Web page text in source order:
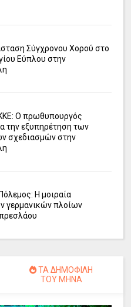
Σύγχρονου Χορού στο
Εύπλου στην
Ο πρωθυπουργός
την εξυπηρέτηση των
σχεδιασμών στην
Η μοιραία
γερμανικών πλοίων
ΤΑ ΔΗΜΟΦΙΛΗ
ΤΟΥ ΜΗΝΑ